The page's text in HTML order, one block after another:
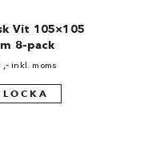
Vit 105×105
8-pack
,-inkl. moms